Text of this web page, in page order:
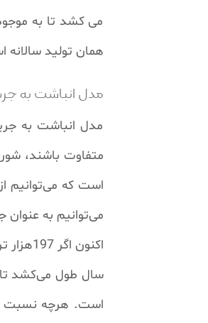
می کشد تا به
همان تولید
مدل انباشت به
مدل انباشت به
می‌توانیم به عنوان
است. هرچه نسبت